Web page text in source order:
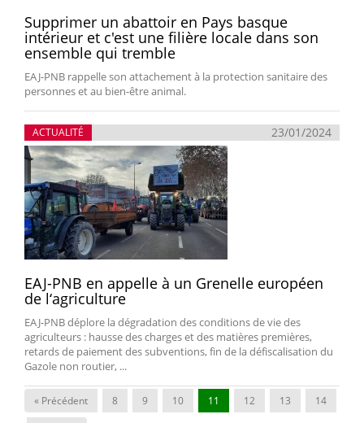
Supprimer un abattoir en Pays basque
intérieur et c'est une filière locale dans son
ensemble qui tremble
EAJ-PNB rappelle son attachement à la protection sanitaire des
personnes et au bien-être animal.
ACTUALITÉ 23/01/2024
EAJ-PNB en appelle à un Grenelle européen
de l‘agriculture
EAJ-PNB déplore la dégradation des conditions de vie des
agriculteurs : hausse des charges et des matières premières,
retards de paiement des subventions, fin de la défiscalisation du
Gazole non routier, ...
« Précédent 8 9 10 11 12 13 14